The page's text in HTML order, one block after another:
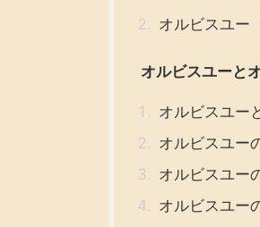
オルビスユー
オルビスユーと
オルビスユー
オルビスユー
オルビスユー
オルビスユー